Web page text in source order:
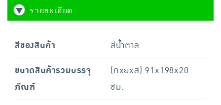
รายละเอียด
สีของสินค้า
สีน้ำตาล
ขนาดสินค้ารวมบรรจุ
ภัณฑ์
(กxยxส) 91x198x20
ซม.